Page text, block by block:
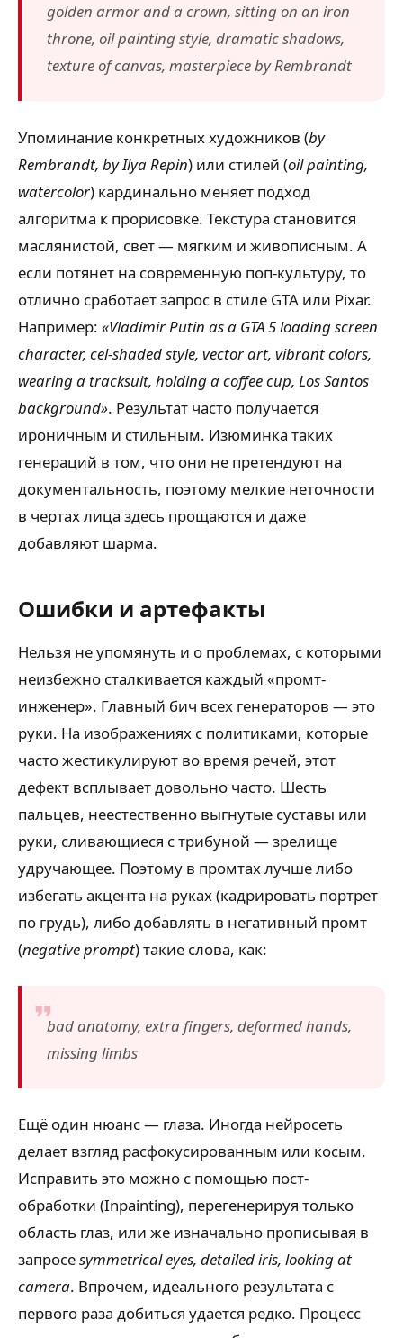
golden armor and a crown, sitting on an iron
throne, oil painting style, dramatic shadows,
texture of canvas, masterpiece by Rembrandt
Упоминание конкретных художников (by
Rembrandt, by Ilya Repin) или стилей (oil painting,
watercolor) кардинально меняет подход
алгоритма к прорисовке. Текстура становится
маслянистой, свет — мягким и живописным. А
если потянет на современную поп-культуру, то
отлично сработает запрос в стиле GTA или Pixar.
Например: «Vladimir Putin as a GTA 5 loading screen
character, cel-shaded style, vector art, vibrant colors,
wearing a tracksuit, holding a coffee cup, Los Santos
background». Результат часто получается
ироничным и стильным. Изюминка таких
генераций в том, что они не претендуют на
документальность, поэтому мелкие неточности
в чертах лица здесь прощаются и даже
добавляют шарма.
Ошибки и артефакты
Нельзя не упомянуть и о проблемах, с которыми
неизбежно сталкивается каждый «промт-
инженер». Главный бич всех генераторов — это
руки. На изображениях с политиками, которые
часто жестикулируют во время речей, этот
дефект всплывает довольно часто. Шесть
пальцев, неестественно выгнутые суставы или
руки, сливающиеся с трибуной — зрелище
удручающее. Поэтому в промтах лучше либо
избегать акцента на руках (кадрировать портрет
по грудь), либо добавлять в негативный промт
(negative prompt) такие слова, как:
bad anatomy, extra fingers, deformed hands,
missing limbs
Ещё один нюанс — глаза. Иногда нейросеть
делает взгляд расфокусированным или косым.
Исправить это можно с помощью пост-
обработки (Inpainting), перегенерируя только
область глаз, или же изначально прописывая в
запросеsymmetrical eyes, detailed iris, looking at
camera. Впрочем, идеального результата с
первого раза добиться удается редко. Процесс